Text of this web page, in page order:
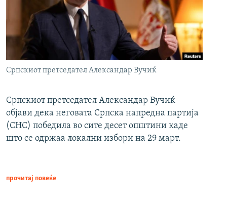
Српскиот претседател Александар Вучиќ
Српскиот претседател Александар Вучиќ
објави дека неговата Српска напредна партија
(СНС) победила во сите десет општини каде
што се одржаа локални избори на 29 март.
прочитај повеќе